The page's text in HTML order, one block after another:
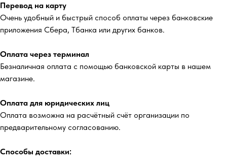
Перевод на карту
Очень удобный и быстрый способ оплаты через банковские
приложения Сбера, Тбанка или других банков.
Оплата через терминал
Безналичная оплата с помощью банковской карты в нашем
магазине.
Оплата для юридических лиц
Оплата возможна на расчётный счёт организации по
предварительному согласованию.
Способы доставки: